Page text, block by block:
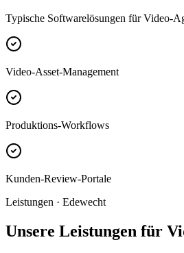
Typische Softwarelösungen für Video-
Video-Asset-Management
Produktions-Workflows
Kunden-Review-Portale
Leistungen · Edewecht
Unsere Leistungen für